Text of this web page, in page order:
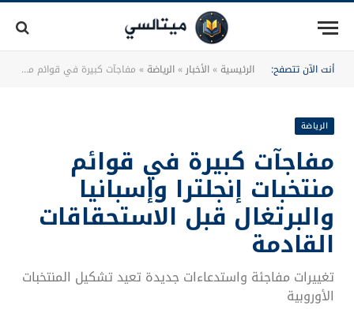
أنت الآن تتصفح: الرئيسية»الأخبار »الرياضة» مفاجآت كبيرة في قوائم منتخبات إنجلترا وإسبانيا والبرتغال قبل الاستحقاقات القادمة
الرياضة
مفاجآت كبيرة في قوائم
منتخبات إنجلترا وإسبانيا
والبرتغال قبل الاستحقاقات
القادمة
تغييرات مفاجئة واستدعاءات جديدة تعيد تشكيل المنتخبات
الأوروبية